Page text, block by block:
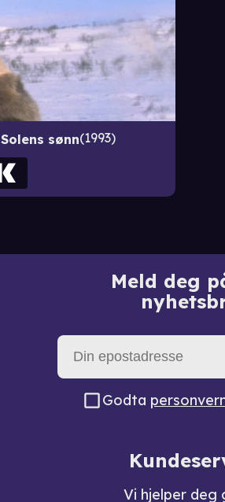
Solens sønn 1993
Meld deg
Godta
Vi hjelper deg